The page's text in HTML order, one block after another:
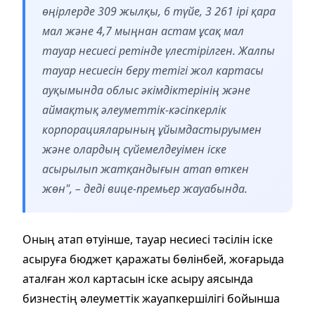
өңірлерде 309 жылқы, 6 түйе, 3 261 ірі қара
мал және 4,7 мыңнан астам ұсақ мал
тауар несиесі ретінде үлестірілген. Жалпы
тауар несиесін беру тетігі жол картасы
ауқымында облыс әкімдіктерінің және
аймақтық әлеуметтік-кәсіпкерлік
корпорацияларының ұйымдастыруымен
және олардың сүйемелдеуімен іске
асырылып жатқандығын атап өткен
жөн", – деді вице-премьер жауабында.
Оның атап өтуінше, тауар несиесі тәсілін іске
асыруға бюджет қаражаты бөлінбей, жоғарыда
аталған жол картасын іске асыру аясында
бизнестің әлеуметтік жауапкершілігі бойынша